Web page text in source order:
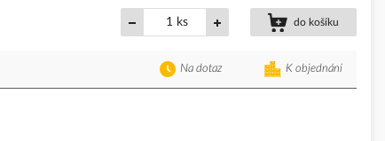
ks do košíku
K objednání
Na dotaz